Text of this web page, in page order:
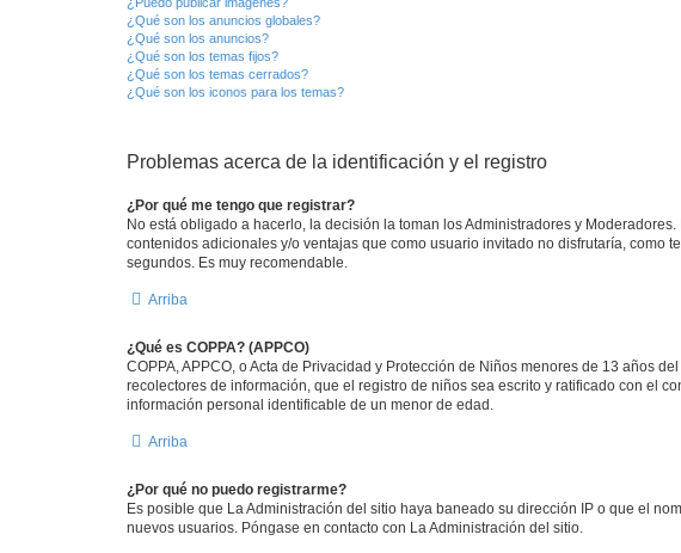
¿Qué son los anuncios globales?
¿Qué son los anuncios?
¿Qué son los temas fijos?
¿Qué son los temas cerrados?
¿Qué son los iconos para los temas?
Problemas acerca de la identificación y el registro
¿Por qué me tengo que registrar?
No está obligado a hacerlo, la decisión la toman los Administradores y
contenidos adicionales y/o ventajas que como usuario invitado no disfrutaría, como
segundos. Es muy recomendable.
Arriba
¿Qué es COPPA? (APPCO)
COPPA, APPCO, o Acta de Privacidad y Protección de Niños menores de 13 años
recolectores de información, que el registro de niños sea escrito y ratificado con el
información personal identificable de un menor de edad.
Arriba
¿Por qué no puedo registrarme?
Es posible que La Administración del sitio haya baneado su dirección IP o que el
nuevos usuarios. Póngase en contacto con La Administración del sitio.